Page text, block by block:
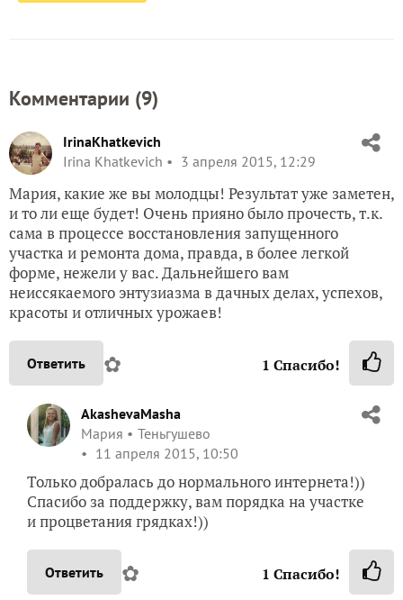
Комментарии (9)
IrinaKhatkevich
Irina Khatkevich
3 апреля 2015, 12:29
Мария, какие же вы молодцы! Результат уже заметен,
и то ли еще будет! Очень прияно было прочесть, т.к.
сама в процессе восстановления запущенного
участка и ремонта дома, правда, в более легкой
форме, нежели у вас. Дальнейшего вам
неиссякаемого энтузиазма в дачных делах, успехов,
красоты и отличных урожаев!
Ответить ✿ 1 Спасибо!
AkashevaMasha
Мария
Теньгушево
11 апреля 2015, 10:50
Только добралась до нормального интернета!))
Спасибо за поддержку, вам порядка на участке
и процветания грядках!))
Ответить ✿ 1 Спасибо!